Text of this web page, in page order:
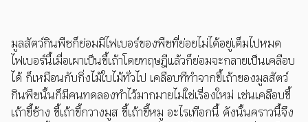
มูลสัตว์กินพืชก็ย่อมมีไฟเบอร์ของพืชที่ย่อยไม่ได้อยู่เต็มไปหมด
ไฟเบอร์นี้เมื่อเผาเป็นขี้เถ้าโดยทฤษฎีแล้วก็ย่อมจะกลายเป็นเคลือบ
ได้ ก็เหมือนกับกิ่งไม้ใบไม้ทั่วไป เคลือบทีทำจากขี้เถ้าของมูลสัตว์
กินพืชนั้นก็มีคนทดลองทำไว้มากมายไม่ใช่เรื่องใหม่ เช่นเคลือบขี้
เถ้าขี้ช้าง ขี้เถ้าขี้กวางมูส ขี้เถ้าขี้หมู อะไรเทือกนี้ ดังนั้นคราวนี้จึง